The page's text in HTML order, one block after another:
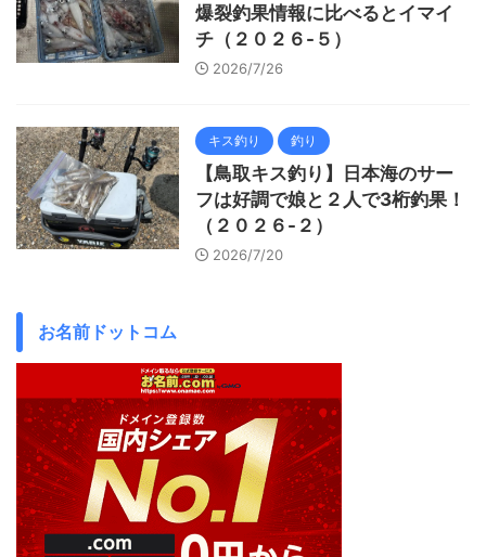
爆裂釣果情報に比べるとイマイ
チ（２０２６-５）
2026/7/26
キス釣り 釣り
【鳥取キス釣り】日本海のサー
フは好調で娘と２人で3桁釣果！
（２０２６-２）
2026/7/20
お名前ドットコム